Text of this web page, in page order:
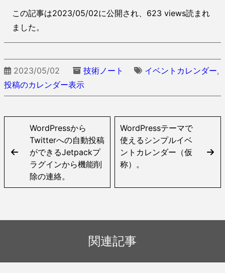
この記事は2023/05/02に公開され、623 views読まれ
ました。
2023/05/02 技術ノート イベントカレンダー,
投稿のカレンダー表示
WordPressから
Twitterへの自動投稿
ができるJetpackプ
ラグインから機能削
除の連絡。
WordPressテーマで
使えるシンプルイベ
ントカレンダー（仮
称）。
関連記事